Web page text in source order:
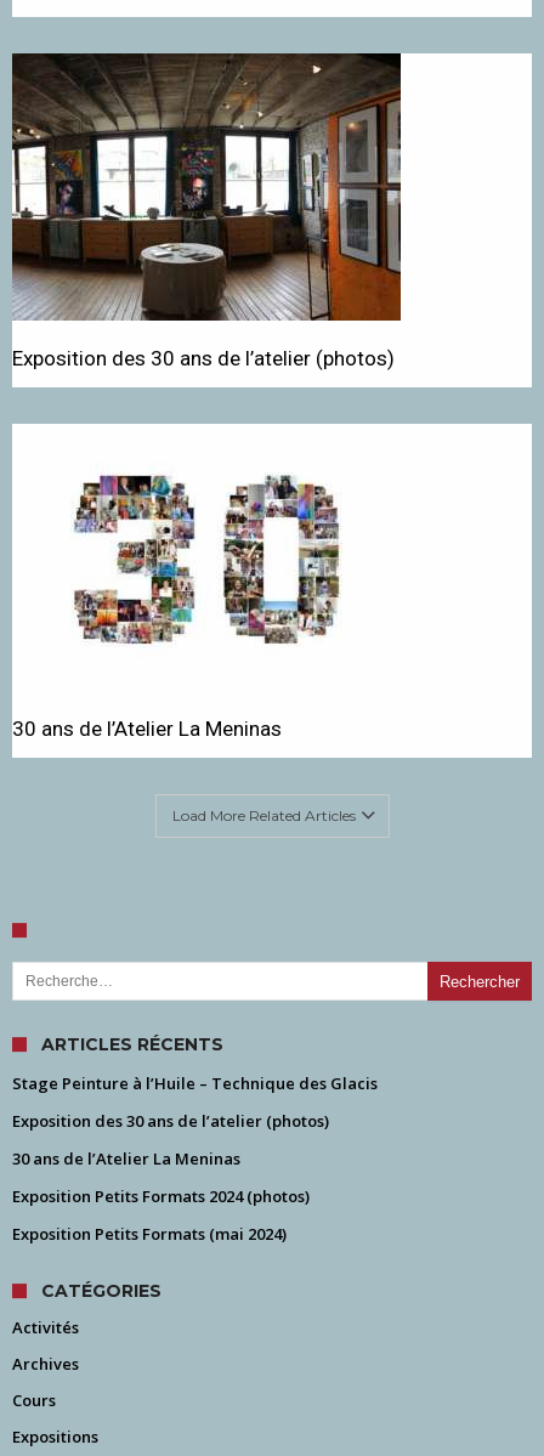
Exposition des 30 ans de l’atelier (photos)
30 ans de l’Atelier La Meninas
Load More Related Articles
Rechercher :
ARTICLES RÉCENTS
Stage Peinture à l’Huile – Technique des Glacis
Exposition des 30 ans de l’atelier (photos)
30 ans de l’Atelier La Meninas
Exposition Petits Formats 2024 (photos)
Exposition Petits Formats (mai 2024)
CATÉGORIES
Activités
Archives
Cours
Expositions